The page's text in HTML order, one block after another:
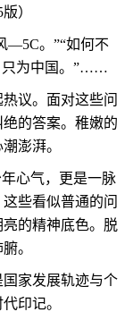
）
。”“如何不
只为中国。”……
议。面对这些问
的答案。稚嫩的
澎湃。
心气，更是一脉
些看似普通的问
的精神底色。脱
。
家发展轨迹与个
印记。